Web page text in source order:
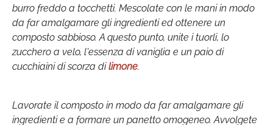
burro freddo a tocchetti. Mescolate con le mani in modo
da far amalgamare gli ingredienti ed ottenere un
composto sabbioso. A questo punto, unite i tuorli, lo
zucchero a velo, l'essenza di vaniglia e un paio di
cucchiaini di scorza dilimone.
Lavorate il composto in modo da far amalgamare gli
ingredienti e a formare un panetto omogeneo. Avvolgete